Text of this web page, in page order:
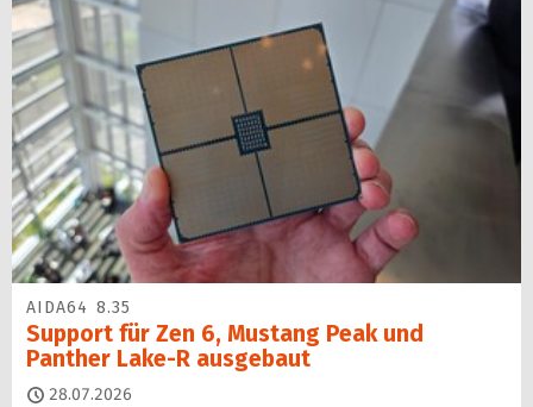
AIDA64 8.35
Support für Zen 6, Mustang Peak und
Panther Lake-R ausgebaut
28.07.2026